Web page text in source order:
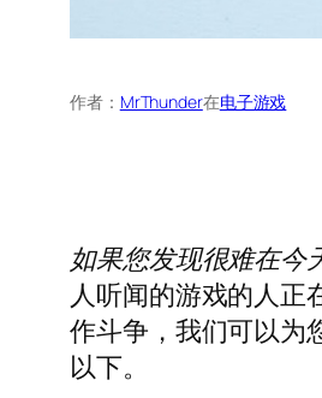
作者： MrThunder在电子游戏
如果您发现很难在今
人听闻的游戏的人正
作斗争，我们可以为
以下。